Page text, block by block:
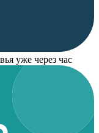
уже через час